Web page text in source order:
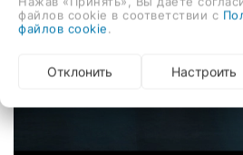
файлов cookie в соответствии с
файлов cookie.
Отклонить Настроить